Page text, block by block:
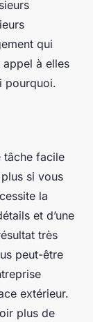
qui
appel à elles
pourquoi.
tâche facile
si vous
la
et d’une
très
peut-être
extérieur.
plus de